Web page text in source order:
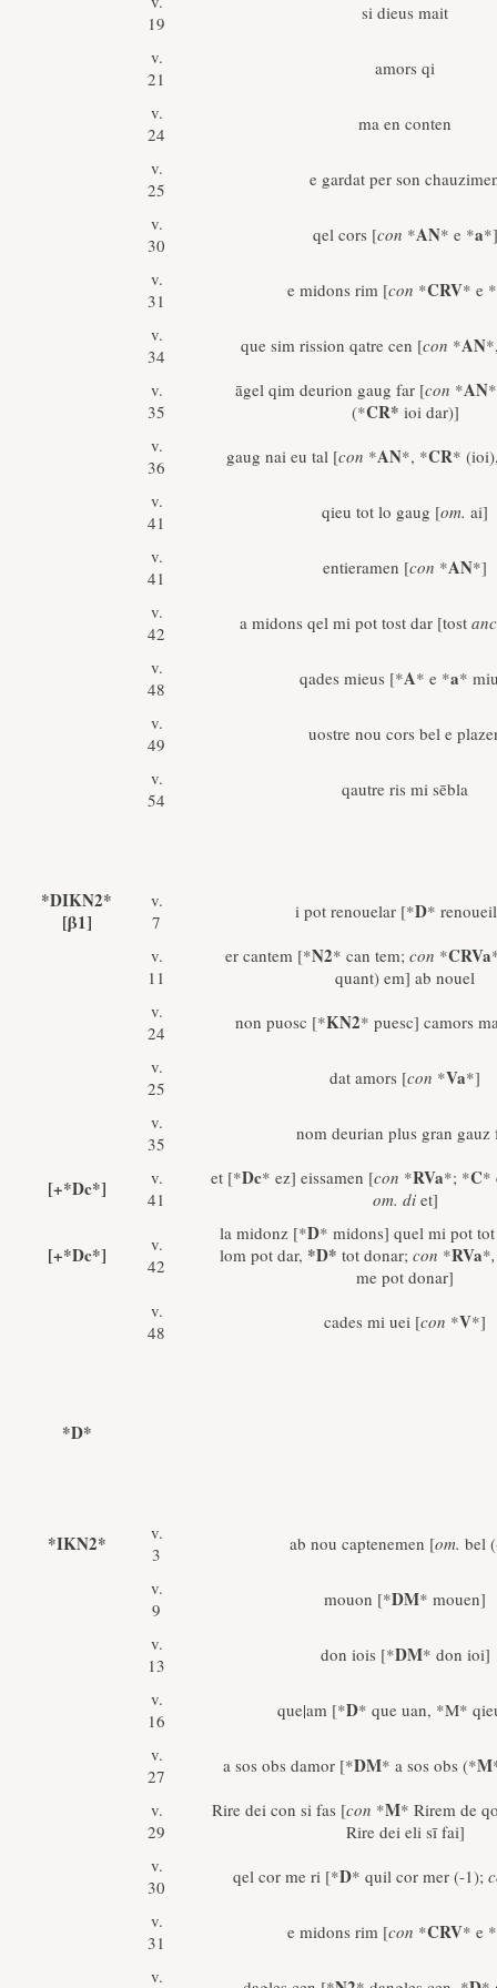
19
si dieus mait
v.
21
amors qi
v.
24
ma en conten
v.
25
e gardat per son
v.
30
qel cors [con *AN* e *a*]
v.
31
e midons rim [con *CRV* e *
v.
34
que sim rission qatre cen [con *AN
v.
35
āgel qim deurion gaug far [con *AN
(*CR* ioi dar)]
v.
36
gaug nai eu tal [con *AN*, *CR*
v.
41
qieu tot lo gaug [om. ai]
v.
41
entieramen [con *AN*]
v.
42
a midons qel mi pot tost dar [tost
v.
48
qades mieus [*A* e *a*
v.
49
uostre nou cors bel e
v.
54
qautre ris mi sēbla
*DIKN2*
[β1]
v.
7
i pot renouelar [*D*
v.
11
er cantem [*N2* can tem; con *CRVa
quant) em] ab nouel
v.
24
non puosc [*KN2* puesc] camors
v.
25
dat amors [con *Va*]
v.
35
nom deurian plus gran gauz
[+*Dc*]
v.
41
et [*Dc* ez] eissamen [con *RVa*; *C*
om. di et]
[+*Dc*]
v.
42
la midonz [*D* midons] quel mi pot
lom pot dar, *D* tot donar; con *RVa*
me pot donar]
v.
48
cades mi uei [con *V*]
*D*
*IKN2*
v.
3
ab nou captenemen [om. bel
v.
9
mouon [*DM* mouen]
v.
13
don iois [*DM* don ioi]
v.
16
que|am [*D* que uan, *M*
v.
27
a sos obs damor [*DM* a sos obs (*M
v.
29
Rire dei con si fas [con *M* Rirem de
Rire dei eli sī fai]
v.
30
qel cor me ri [*D* quil cor mer (-1);
v.
31
e midons rim [con *CRV* e *
v.